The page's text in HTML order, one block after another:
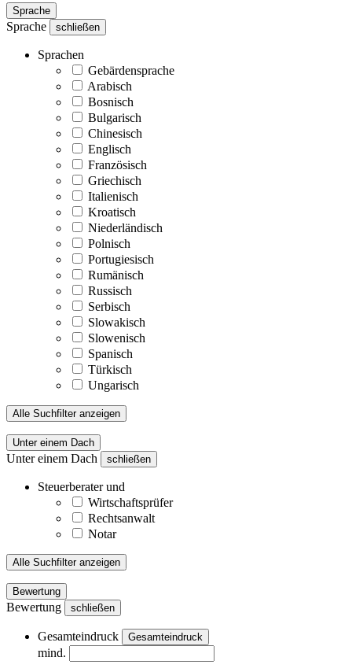
Sprache
Sprache schließen
Sprachen
Gebärdensprache
Arabisch
Bosnisch
Bulgarisch
Chinesisch
Englisch
Französisch
Griechisch
Italienisch
Kroatisch
Niederländisch
Polnisch
Portugiesisch
Rumänisch
Russisch
Serbisch
Slowakisch
Slowenisch
Spanisch
Türkisch
Ungarisch
Alle Suchfilter anzeigen
Unter einem Dach
Unter einem Dach schließen
Steuerberater und
Wirtschaftsprüfer
Rechtsanwalt
Notar
Alle Suchfilter anzeigen
Bewertung
Bewertung schließen
Gesamteindruck Gesamteindruck
mind.